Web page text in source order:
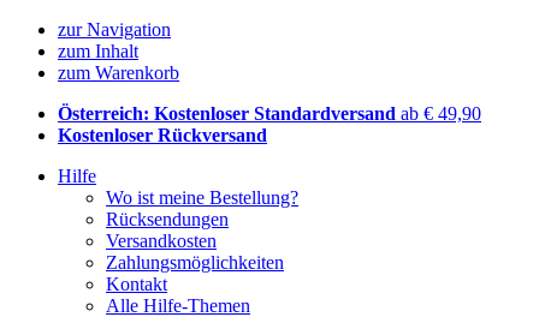
zur Navigation
zum Inhalt
zum Warenkorb
Österreich: Kostenloser Standardversand ab € 49,90
Kostenloser Rückversand
Hilfe
Wo ist meine Bestellung?
Rücksendungen
Versandkosten
Zahlungsmöglichkeiten
Kontakt
Alle Hilfe-Themen